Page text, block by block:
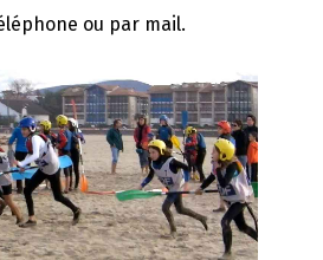
ou par mail.